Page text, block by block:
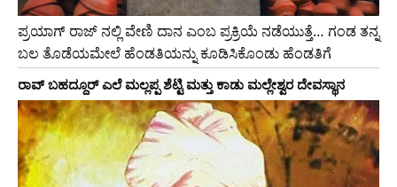
ಪ್ರಯಾಗ್ ರಾಜ್ ನಲ್ಲಿ ವೇಣಿ ದಾನ ಎಂಬ ಪ್ರಕ್ರಿಯೆ ನಡೆಯುತ್ತೆ… ಗಂಡ ತನ್ನ
ಬಲ ತೊಡೆಯಮೇಲೆ ಹೆಂಡತಿಯನ್ನು ಕೂಡಿಸಿಕೊಂಡು ಹೆಂಡತಿಗೆ
ರಾವ್ ಬಹದ್ದೂರ್ ಎಲೆ ಮಲ್ಲಪ್ಪ ಶೆಟ್ಟಿ ಮತ್ತು ಕಾಡು ಮಲ್ಲೇಶ್ವರ ದೇವಸ್ಥಾನ